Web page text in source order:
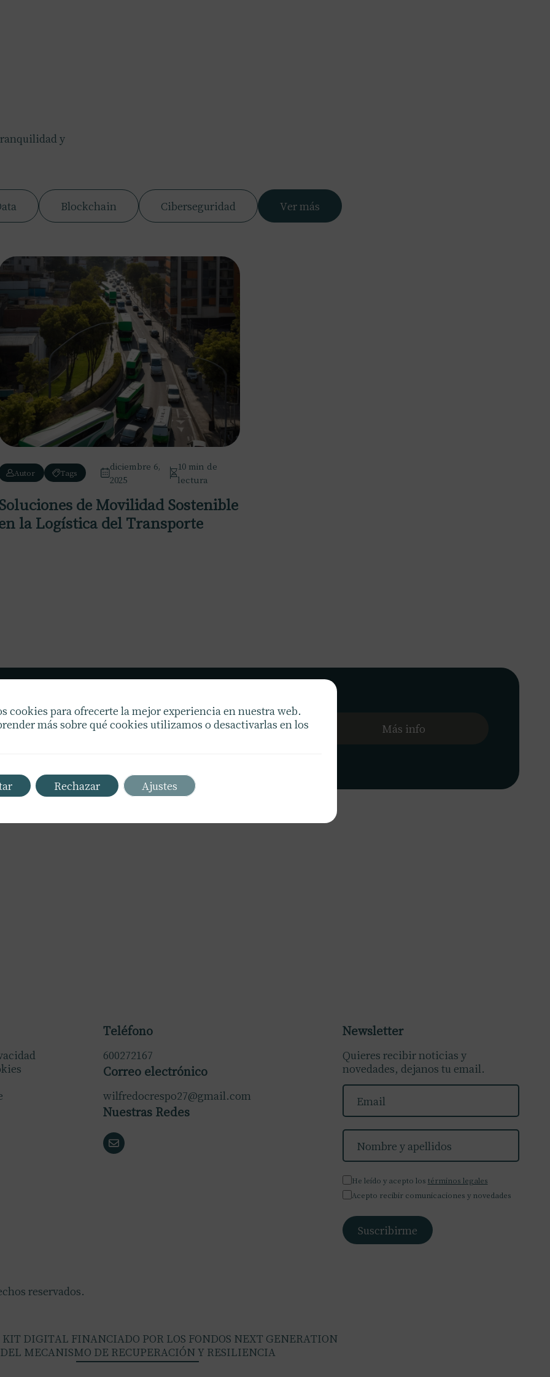
y
Blockchain Ciberseguridad Ver más
Autor Tags
diciembre 6,
2025
10 min de
lectura
de Movilidad Sostenible
la Logística del Transporte
Confíe en Wilfredo Crespo para un transporte ágil y
seguro. Experiencia y compromiso nos distinguen.
Opte por nuestra calidad insuperable en logística y
Más info
Teléfono
600272167
Correo electrónico
wilfredocrespo27@gmail.com
Nuestras Redes
Newsletter
Quieres recibir noticias y
novedades, dejanos tu email.
He leído y acepto los términos legales
Acepto recibir comunicaciones y novedades
reservados.
KIT DIGITAL FINANCIADO POR LOS FONDOS NEXT GENERATION
DEL MECANISMO DE RECUPERACIÓN Y RESILIENCIA
cookies para ofrecerte la mejor experiencia en nuestra web.
más sobre qué cookies utilizamos o desactivarlas en los
Rechazar Ajustes